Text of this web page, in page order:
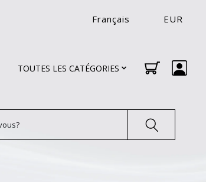
Français EUR
TOUTES LES CATÉGORIES